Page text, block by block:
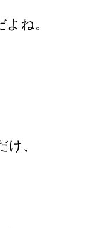
ね。
、